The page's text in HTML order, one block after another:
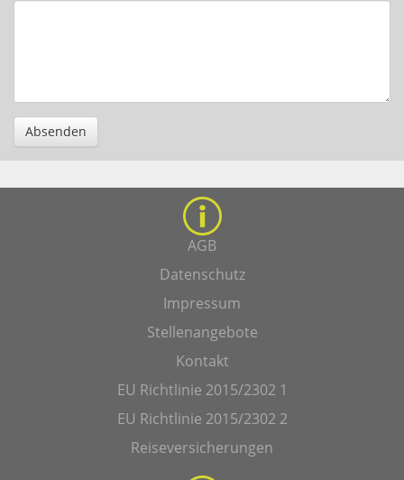
Absenden
AGB
Datenschutz
Impressum
Stellenangebote
Kontakt
EU Richtlinie 2015/2302 1
EU Richtlinie 2015/2302 2
Reiseversicherungen